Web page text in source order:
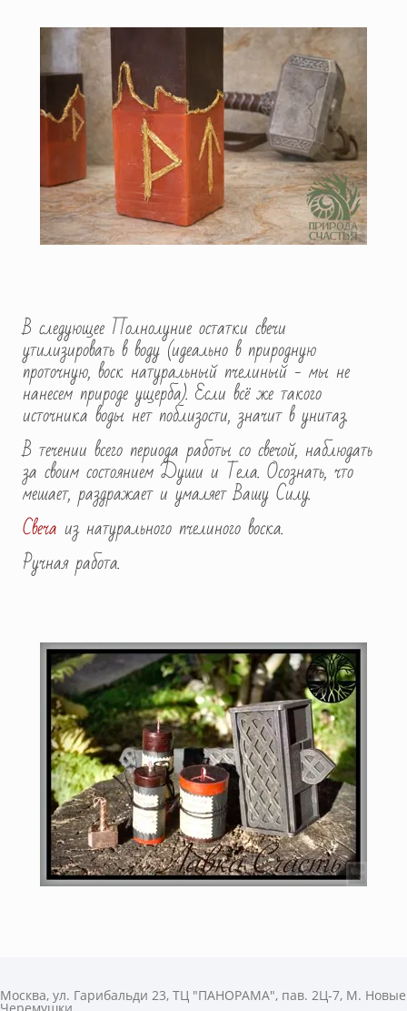
В следующее Полнолуние остатки свечи
утилизировать в воду (идеально в природную
проточную, воск натуральный пчелиный - мы не
нанесем природе ущерба). Если всё же такого
источника воды нет поблизости, значит в унитаз.
В течении всего периода работы со свечой, наблюдать
за своим состоянием Души и Тела. Осознать, что
мешает, раздражает и умаляет Вашу Силу.
Свеча из натурального пчелиного воска.
Ручная работа.
Москва, ул. Гарибальди 23, ТЦ "ПАНОРАМА", пав. 2Ц-7, М. Новые